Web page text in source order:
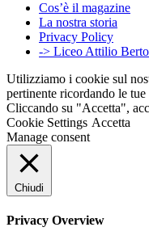
Cos’è il magazine
La nostra storia
Privacy Policy
-> Liceo Attilio
Utilizziamo i cookie sul
pertinente ricordando le
Cliccando su "Accetta",
Cookie Settings Accetta
Manage consent
Chiudi
Privacy Overview